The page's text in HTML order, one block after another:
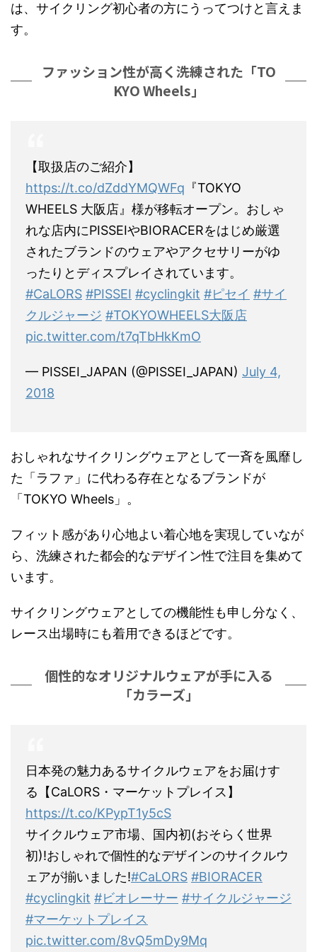
は、サイクリング初心者の方にうってつけと言えま
す。
ファッション性が高く洗練された「TO
KYO Wheels」
【取扱店のご紹介】
https://t.co/dZddYMQWFq 『TOKYO
WHEELS 大阪店』様が移転オープン。おしゃ
れな店内にPISSEIやBIORACERをはじめ厳選
されたブランドのウェアやアクセサリーがゆ
ったりとディスプレイされています。
#CaLORS #PISSEI #cyclingkit #ピセイ #サイ
クルジャージ #TOKYOWHEELS大阪店
pic.twitter.com/t7qTbHkKmO
— PISSEI_JAPAN (@PISSEI_JAPAN) July 4,
2018
おしゃれなサイクリングウェアとして一斉を風靡し
た「ラファ」に代わる存在となるブランドが
「TOKYO Wheels」。
フィット感があり心地よい着心地を実現していなが
ら、洗練された都会的なデザイン性で注目を集めて
います。
サイクリングウェアとしての機能性も申し分なく、
レース出場時にも着用できるほどです。
個性的なオリジナルウェアが手に入る
「カラーズ」
日本発の魅力あるサイクルウェアをお届けす
る【CaLORS・マーケットプレイス】
https://t.co/KPypT1y5cS
サイクルウェア市場、国内初(おそらく世界
初)!おしゃれで個性的なデザインのサイクルウ
ェアが揃いました!#CaLORS #BIORACER
#cyclingkit #ビオレーサー #サイクルジャージ
#マーケットプレイス
pic.twitter.com/8vQ5mDy9Mq